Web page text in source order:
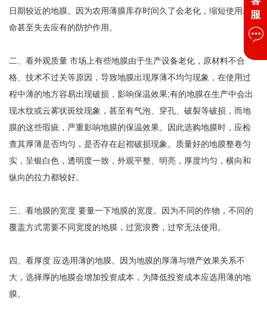
日期较近的地膜。因为农用薄膜库存时间久了会老化，缩短使用寿
命甚至失去应有的防护作用。
二、看外观质量 市场上有些地膜由于生产设备老化，原材料不合
格、技术不过关等原因，导致地膜出现厚薄不均匀现象，在使用过
程中薄的地方容易出现破损，影响保温效果;有的地膜在生产中会出
现水纹或云雾状斑纹现象，甚至有气泡、穿孔、破裂等破损，而地
膜的这些瑕疵，严重影响地膜的保温效果。因此选购地膜时，应检
查其厚薄是否均匀，是否存在起褶破损现象。质量好的地膜整卷匀
实，呈银白色，透明度一致，外观平整、明亮，厚度均匀，横向和
纵向的拉力都较好。
三、看地膜的宽度 要量一下地膜的宽度。因为不同的作物，不同的
覆盖方式需要不同宽度的地膜，过宽浪费，过窄无法使用。
四、看厚度 应选用薄的地膜。因为地膜的厚薄与增产效果关系不
大，选择厚的地膜会增加投资成本，为降低投资成本应选用薄的地
膜。